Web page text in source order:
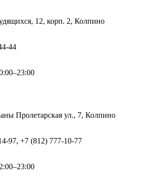
12, корп. 2, Колпино
44
Пролетарская ул., 7, Колпино
97, +7 (812) 777-10-77